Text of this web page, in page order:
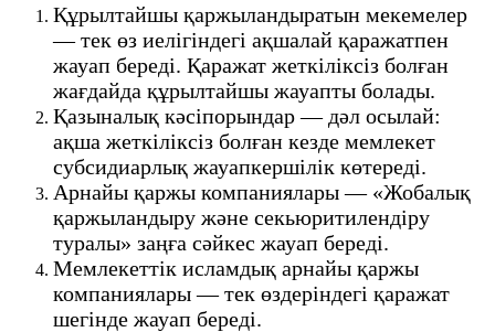
Құрылтайшы қаржыландыратын мекемелер
— тек өз иелігіндегі ақшалай қаражатпен
жауап береді. Қаражат жеткіліксіз болған
жағдайда құрылтайшы жауапты болады.
Қазыналық кәсіпорындар — дәл осылай:
ақша жеткіліксіз болған кезде мемлекет
субсидиарлық жауапкершілік көтереді.
Арнайы қаржы компаниялары — «Жобалық
қаржыландыру және секьюритилендіру
туралы» заңға сәйкес жауап береді.
Мемлекеттік исламдық арнайы қаржы
компаниялары — тек өздеріндегі қаражат
шегінде жауап береді.